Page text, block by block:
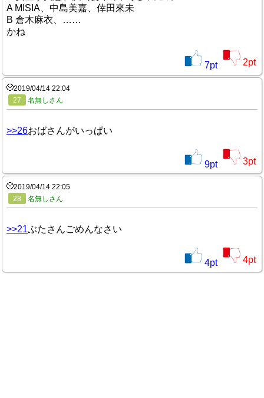
A MISIA、中島美嘉、倖田來未
B 倉木麻衣、……
かね
7pt 2pt
2019/04/14 22:04
27
名無しさん
>>26おばさんがいっぱい
9pt 3pt
2019/04/14 22:05
28
名無しさん
>>21ぶたさんごめんなさい
4pt 4pt